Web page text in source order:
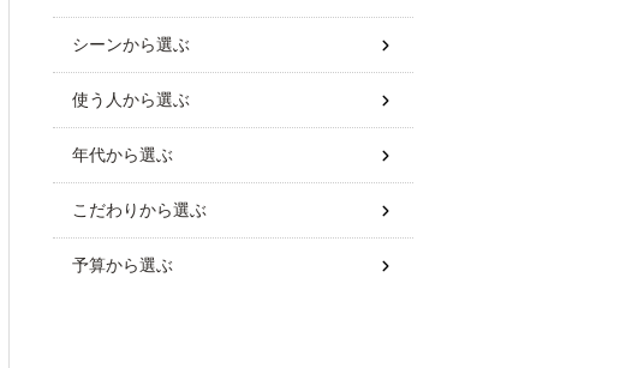
シーンから選ぶ
使う人から選ぶ
年代から選ぶ
こだわりから選ぶ
予算から選ぶ